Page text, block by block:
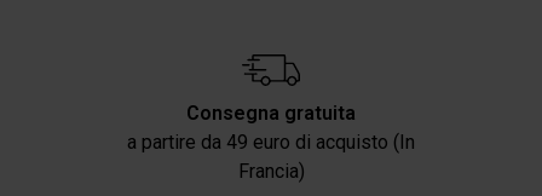
Consegna gratuita
a partire da 49 euro di acquisto (In
Francia)